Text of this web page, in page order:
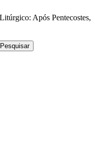
Após Pentecostes,